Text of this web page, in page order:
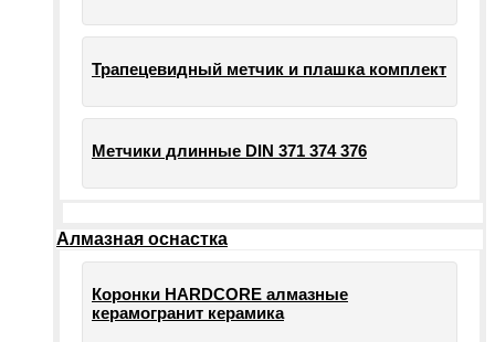
Трапецевидный метчик и плашка комплект
Метчики длинные DIN 371 374 376
Алмазная оснастка
Коронки HARDCORE алмазные
керамогранит керамика